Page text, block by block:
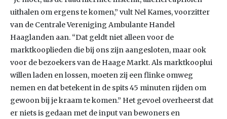
uithalen om ergens te komen,” vult Nel Kames, voorzitter
van de Centrale Vereniging Ambulante Handel
Haaglanden aan. “Dat geldt niet alleen voor de
marktkooplieden die bij ons zijn aangesloten, maar ook
voor de bezoekers van de Haage Markt. Als marktkooplui
willen laden en lossen, moeten zij een flinke omweg
nemen en dat betekent in de spits 45 minuten rijden om
gewoon bij je kraam te komen.” Het gevoel overheerst dat
er niets is gedaan met de input van bewoners en